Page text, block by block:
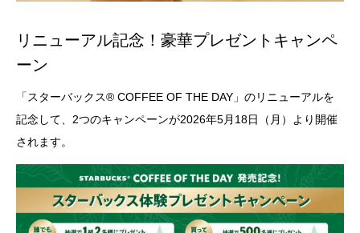
リニューアル記念！豪華プレゼントキャンペ
ーン
「スターバックス® COFFEE OF THE DAY」のリニューアルを
記念して、2つのキャンペーンが2026年5月18日（月）より開催
されます。